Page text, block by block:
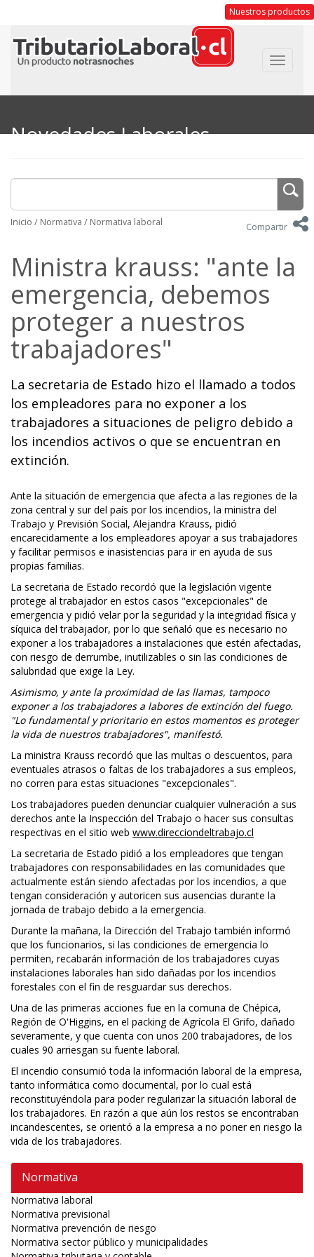
Nuestros productos
Toggle
Novedades Laborales
Inicio / Normativa / Normativa laboral Compartir
Ministra krauss: "ante la
emergencia, debemos
proteger a nuestros
trabajadores"
La secretaria de Estado hizo el llamado a todos
los empleadores para no exponer a los
trabajadores a situaciones de peligro debido a
los incendios activos o que se encuentran en
extinción.
Ante la situación de emergencia que afecta a las regiones de la
zona central y sur del país por los incendios, la ministra del
Trabajo y Previsión Social, Alejandra Krauss, pidió
encarecidamente a los empleadores apoyar a sus trabajadores
y facilitar permisos e inasistencias para ir en ayuda de sus
propias familias.
La secretaria de Estado recordó que la legislación vigente
protege al trabajador en estos casos "excepcionales" de
emergencia y pidió velar por la seguridad y la integridad física y
síquica del trabajador, por lo que señaló que es necesario no
exponer a los trabajadores a instalaciones que estén afectadas,
con riesgo de derrumbe, inutilizables o sin las condiciones de
salubridad que exige la Ley.
Asimismo, y ante la proximidad de las llamas, tampoco
exponer a los trabajadores a labores de extinción del fuego.
"Lo fundamental y prioritario en estos momentos es proteger
la vida de nuestros trabajadores", manifestó.
La ministra Krauss recordó que las multas o descuentos, para
eventuales atrasos o faltas de los trabajadores a sus empleos,
no corren para estas situaciones "excepcionales".
Los trabajadores pueden denunciar cualquier vulneración a sus
derechos ante la Inspección del Trabajo o hacer sus consultas
respectivas en el sitio web www.direcciondeltrabajo.cl
La secretaria de Estado pidió a los empleadores que tengan
trabajadores con responsabilidades en las comunidades que
actualmente están siendo afectadas por los incendios, a que
tengan consideración y autoricen sus ausencias durante la
jornada de trabajo debido a la emergencia.
Durante la mañana, la Dirección del Trabajo también informó
que los funcionarios, si las condiciones de emergencia lo
permiten, recabarán información de los trabajadores cuyas
instalaciones laborales han sido dañadas por los incendios
forestales con el fin de resguardar sus derechos.
Una de las primeras acciones fue en la comuna de Chépica,
Región de O'Higgins, en el packing de Agrícola El Grifo, dañado
severamente, y que cuenta con unos 200 trabajadores, de los
cuales 90 arriesgan su fuente laboral.
El incendio consumió toda la información laboral de la empresa,
tanto informática como documental, por lo cual está
reconstituyéndola para poder regularizar la situación laboral de
los trabajadores. En razón a que aún los restos se encontraban
incandescentes, se orientó a la empresa a no poner en riesgo la
vida de los trabajadores.
Normativa
Normativa laboral
Normativa previsional
Normativa prevención de riesgo
Normativa sector público y municipalidades